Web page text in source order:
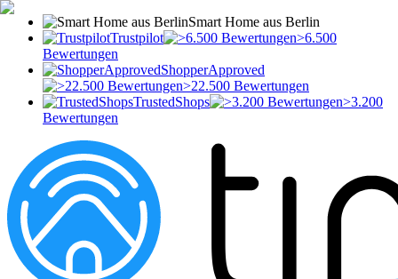
Smart Home aus Berlin
Trustpilot
>6.500
Bewertungen
ShopperApproved
>22.500 Bewertungen
TrustedShops
>3.200
Bewertungen